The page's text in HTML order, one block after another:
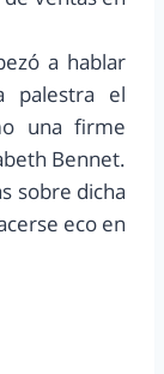
a hablar
palestra el
una firme
Bennet.
sobre dicha
eco en